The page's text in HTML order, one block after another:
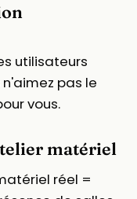
utilisateurs
pas le
vous.
matériel
réel =